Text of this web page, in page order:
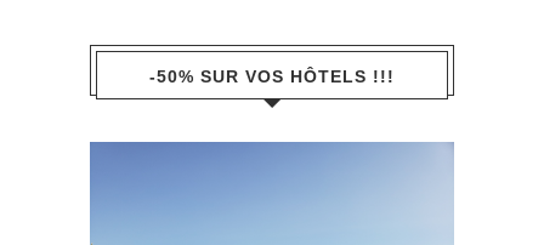
-50% SUR VOS HÔTELS !!!